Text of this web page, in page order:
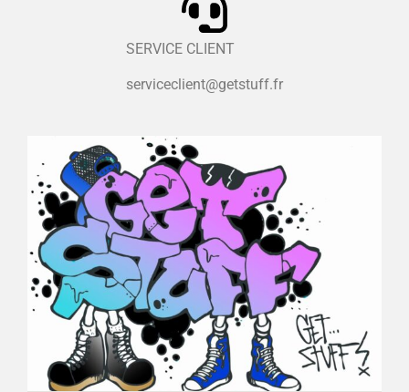
SERVICE CLIENT
serviceclient@getstuff.fr